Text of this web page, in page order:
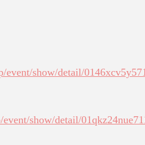
event/show/detail/
show/detail/